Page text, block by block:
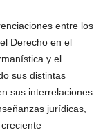
entre los
Derecho en el
y el
sus distintas
sus interrelaciones
jurídicas,